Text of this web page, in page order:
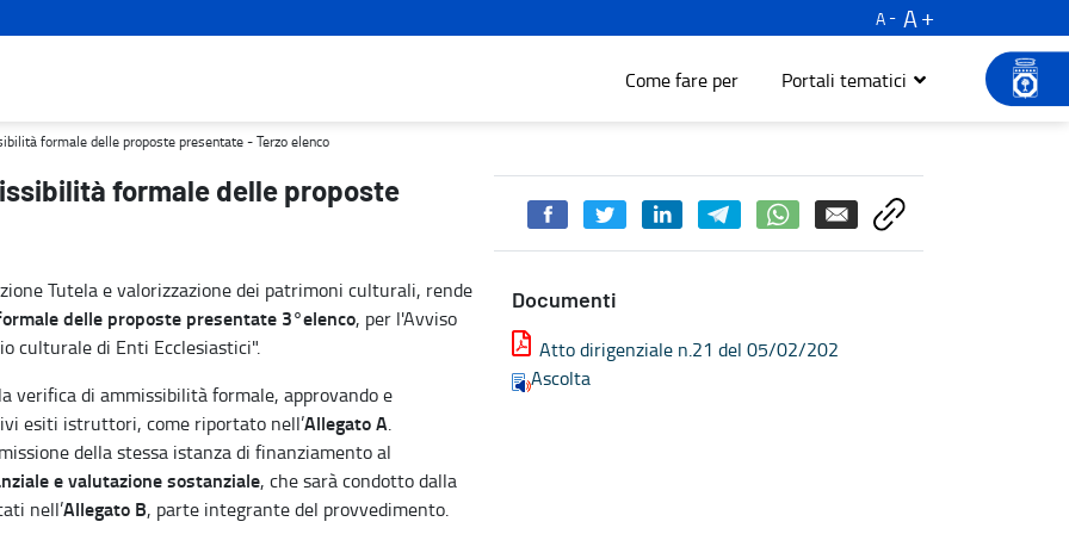
A A
Come fare per Portali tematici
- Terzo elenco - Turismo e cultura
formale delle proposte presentate - Terzo elenco
formale delle proposte
Tutela e valorizzazione dei patrimoni culturali, rende
delle proposte presentate 3°elenco, per l'Avviso
culturale di Enti Ecclesiastici".
verifica di ammissibilità formale, approvando e
esiti istruttori, come riportato nell’Allegato A.
della stessa istanza di finanziamento al
e valutazione sostanziale, che sarà condotto dalla
nell’Allegato B, parte integrante del provvedimento.
Documenti
Atto dirigenziale n.21 del 05/02/202
Ascolta